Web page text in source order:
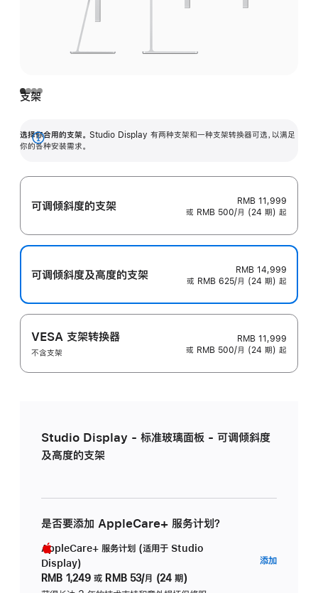
支架
选择你合用的支架。 Studio Display 有两种支架和一种支架转换器可选，以满足
你的各种安装需求。
展
可调倾斜度的支架
RMB 11,999
或 RMB 500/月 (24 期) 起
可调倾斜度及高‍度的支‍架
RMB 14,999
或 RMB 625/月 (24 期) 起
VESA 支架转换器
不含支架
RMB 11,999
或 RMB 500/月 (24 期) 起
Studio Display - 标准玻璃面板 - 可调倾斜度
及高度的支架
是否要添加 AppleCare+ 服务计划？
AppleCare+ 服务计划 (适用于 Studio
Display)
RMB 1,249 或 RMB 53/月 (24 期)
添加